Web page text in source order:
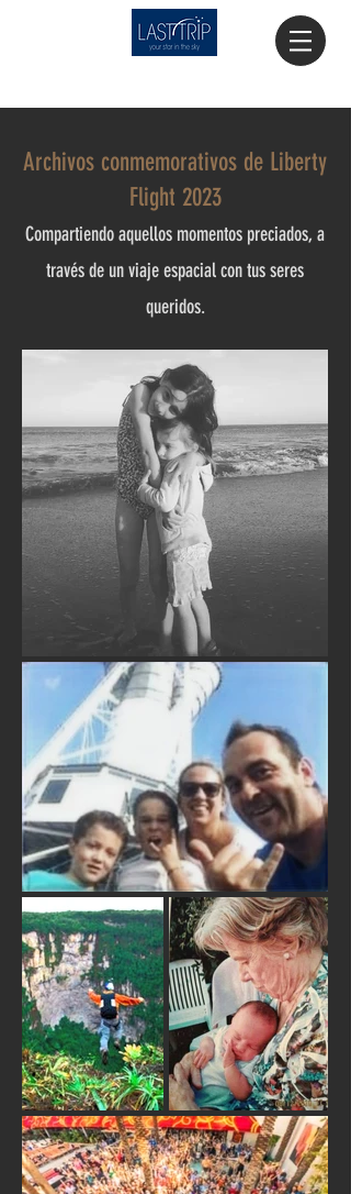
Archivos conmemorativos de Liberty
Flight 2023
Compartiendo aquellos momentos preciados, a
través de un viaje espacial con tus seres
queridos.